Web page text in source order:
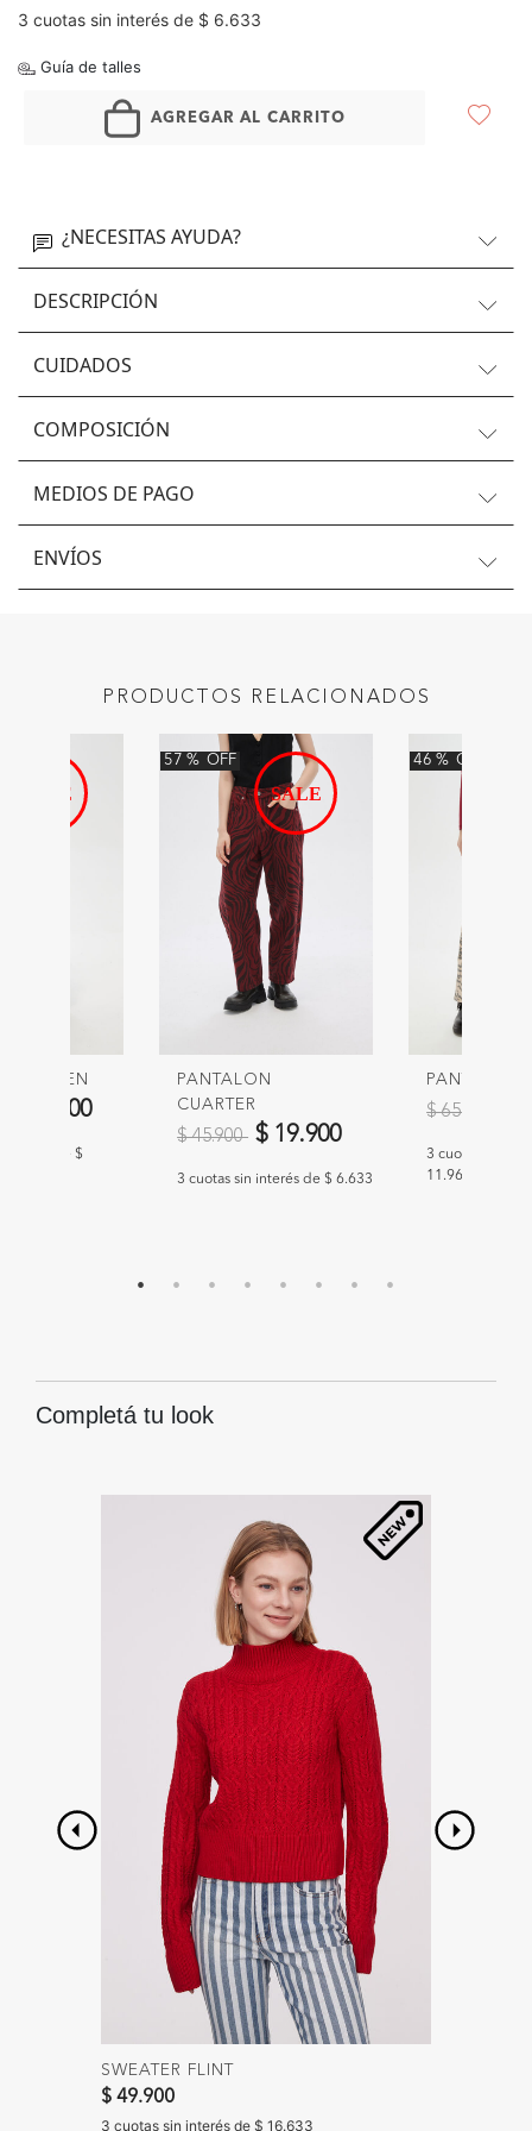
3 cuotas sin interés de $ 6.633
Guía de talles
AGREGAR AL CARRITO
¿NECESITAS AYUDA?
DESCRIPCIÓN
CUIDADOS
COMPOSICIÓN
MEDIOS DE PAGO
ENVÍOS
PRODUCTOS RELACIONADOS
WYREN
de
$ 35.900
interés de $
57% OFF
PANTALON
CUARTER
Precio reducido de
$ 45.900 a$ 19.900
3 cuotas sin interés de $ 6.633
46% OFF
PANTALON
Precio
$ 65.900
3 cuotas sin
11.967
Completá tu look
SWEATER FLINT
$ 49.900
3 cuotas sin interés de $ 16.633